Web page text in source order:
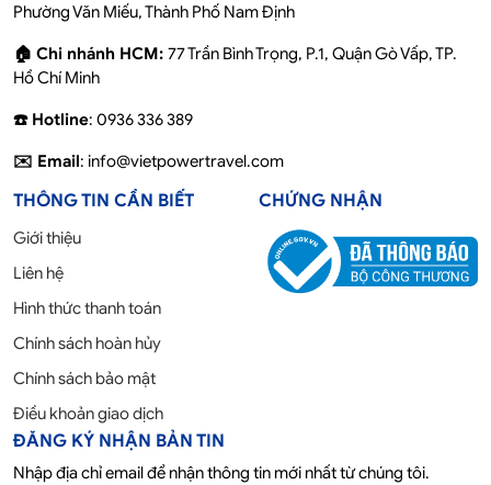
Phường Văn Miếu, Thành Phố Nam Định
🏠 Chi nhánh HCM: 77 Trần Bình Trọng, P.1, Quận Gò Vấp, TP.
Hồ Chí Minh
☎️ Hotline: 0936 336 389
✉️ Email: info@vietpowertravel.com
THÔNG TIN CẦN BIẾT
Giới thiệu
Liên hệ
Hình thức thanh toán
Chính sách hoàn hủy
Chính sách bảo mật
Điều khoản giao dịch
CHỨNG NHẬN
ĐĂNG KÝ NHẬN BẢN TIN
Nhập địa chỉ email để nhận thông tin mới nhất từ chúng tôi.